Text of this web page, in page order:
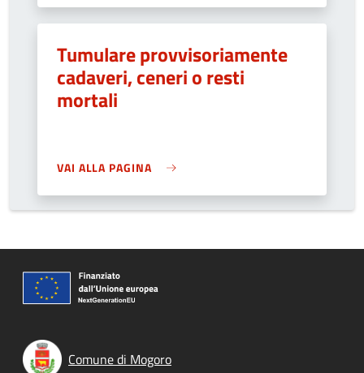
Tumulare provvisoriamente
cadaveri, ceneri o resti
mortali
VAI ALLA PAGINA
Comune di Mogoro